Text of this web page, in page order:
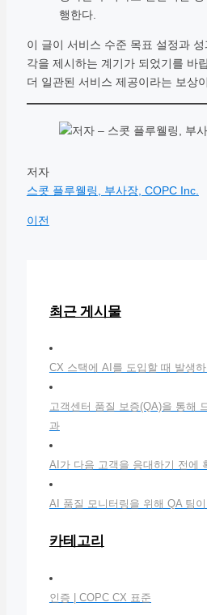
행한다.
이 글이 서비스 수준 목표 설정과
각을 제시하는 계기가 되었기를 바
더 일관된 서비스 제공이라는 보상
저자
스콧 플루웰링, 부사장, COPC Inc.
이전
최근 게시물
CX 스택에 AI를 도입할 때 발생
고객센터 품질 보증(QA)을 통해
과
AI가 다음 고객을 응대하기 전에
AI 품질 모니터링을 위해 QA 팀
카테고리
인증 | COPC CX 표준